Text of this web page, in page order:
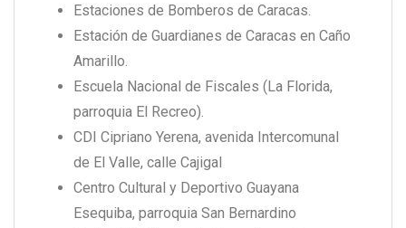
Estaciones de Bomberos de Caracas.
Estación de Guardianes de Caracas en Caño
Amarillo.
Escuela Nacional de Fiscales (La Florida,
parroquia El Recreo).
CDI Cipriano Yerena, avenida Intercomunal
de El Valle, calle Cajigal
Centro Cultural y Deportivo Guayana
Esequiba, parroquia San Bernardino